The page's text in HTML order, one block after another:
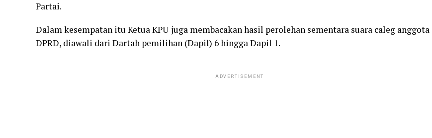
Partai.
Dalam kesempatan itu Ketua KPU juga membacakan hasil perolehan sementara suara caleg anggota
DPRD, diawali dari Dartah pemilihan (Dapil) 6 hingga Dapil 1.
ADVERTISEMENT